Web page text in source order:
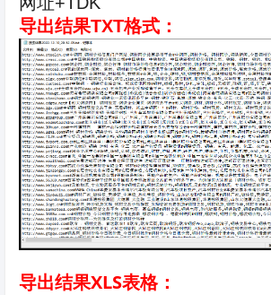
导出结果TXT格式：
导出结果XLS表格：